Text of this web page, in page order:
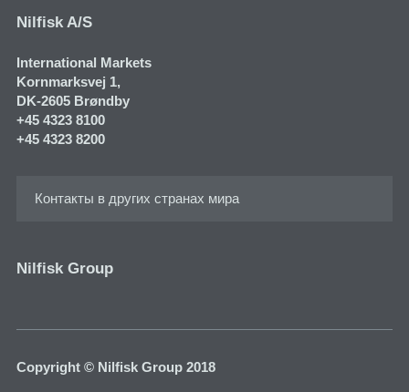
Nilfisk A/S
International Markets
Kornmarksvej 1​,
DK-2605 Brøndby
+45 4323 8100
+45 4323 8200
Контакты в других странах мира
Nilfisk Group
Copyright © Nilfisk Group 2018